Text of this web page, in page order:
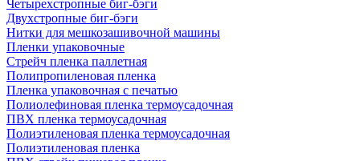
Четырехстропные биг-бэги
Двухстропные биг-бэги
Нитки для мешкозашивочной машины
Пленки упаковочные
Стрейч пленка паллетная
Полипропиленовая пленка
Пленка упаковочная с печатью
Полиолефиновая пленка термоусадочная
ПВХ пленка термоусадочная
Полиэтиленовая пленка термоусадочная
Полиэтиленовая пленка